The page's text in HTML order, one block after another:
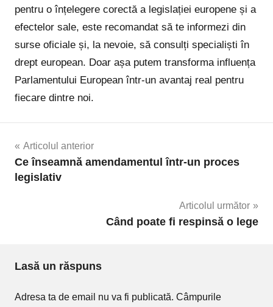
pentru o înțelegere corectă a legislației europene și a
efectelor sale, este recomandat să te informezi din
surse oficiale și, la nevoie, să consulți specialiști în
drept european. Doar așa putem transforma influența
Parlamentului European într-un avantaj real pentru
fiecare dintre noi.
Navigare
în
Articolul anterior
Ce înseamnă amendamentul într-un proces
legislativ
Articolul următor
Când poate fi respinsă o lege
Lasă un răspuns
Adresa ta de email nu va fi publicată. Câmpurile